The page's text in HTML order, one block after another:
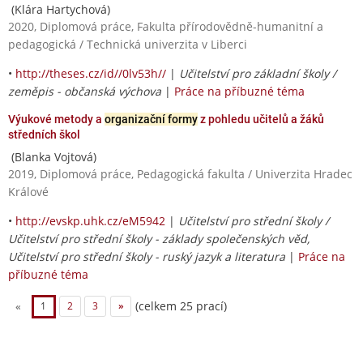
(Klára Hartychová)
2020, Diplomová práce, Fakulta přírodovědně-humanitní a
pedagogická / Technická univerzita v Liberci
• http://theses.cz/id//0lv53h// | Učitelství pro základní školy /
zeměpis - občanská výchova | Práce na příbuzné téma
Výukové metody a organizační formyz pohledu učitelů a žáků
středních škol
(Blanka Vojtová)
2019, Diplomová práce, Pedagogická fakulta / Univerzita Hradec
Králové
• http://evskp.uhk.cz/eM5942 | Učitelství pro střední školy /
Učitelství pro střední školy - základy společenských věd,
Učitelství pro střední školy - ruský jazyk a literatura | Práce na
příbuzné téma
« 1 2 3 » (celkem 25 prací)